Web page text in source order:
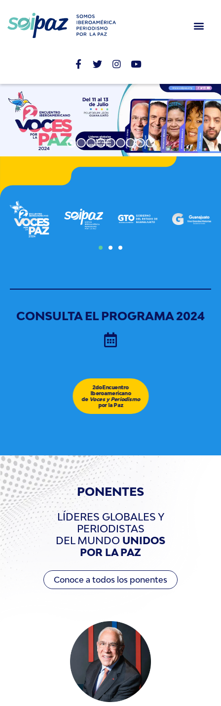
CONSULTA EL PROGRAMA 2024
2doEncuentro
Iberoamericano
de Voces y Periodismo
por la Paz
PONENTES
LÍDERES GLOBALES Y
PERIODISTAS
DEL MUNDO UNIDOS
POR LA PAZ
Conoce a todos los ponentes